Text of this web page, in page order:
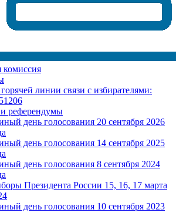
комиссия
линии связи с избирателями:
референдумы
день голосования 20 сентября 2026
день голосования 14 сентября 2025
день голосования 8 сентября 2024
Президента России 15, 16, 17 марта
день голосования 10 сентября 2023